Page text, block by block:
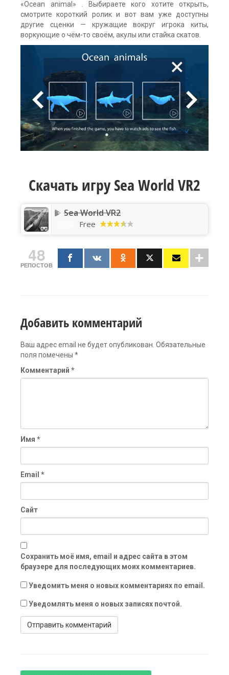
«Ocean animal» . Выбираете кого хотите открыть,
смотрите короткий ролик и вот вам уже доступны
другие сценки — кружащие вокруг игрока киты,
воркующие о чём-то своём, акулы или стайка скатов.
Скачать игру Sea World VR2
Sea World VR2
Free
48
РЕПОСТОВ
Добавить комментарий
Ваш адрес email не будет опубликован. Обязательные
поля помечены *
Комментарий *
Имя *
Email *
Сайт
Сохранить моё имя, email и адрес сайта в этом
браузере для последующих моих комментариев.
Уведомить меня о новых комментариях по email.
Уведомлять меня о новых записях почтой.